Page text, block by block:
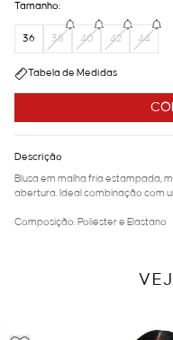
Tamanho:
36 38 40 42 44
Tabela de Medidas
Descrição
Blusa em malha fria estampada,
abertura. Ideal combinação com
Composição: Poliéster e Elastano